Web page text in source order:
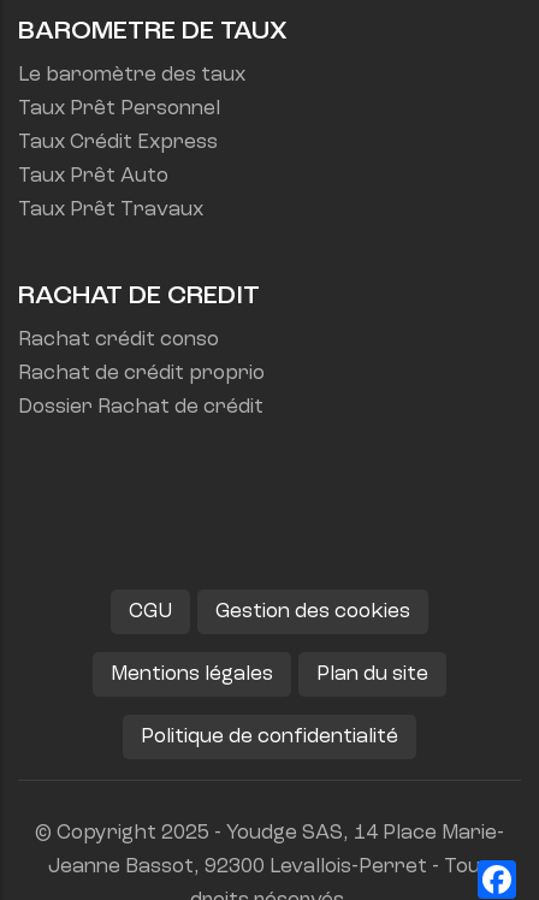
BAROMETRE DE TAUX
Le baromètre des taux
Taux Prêt Personnel
Taux Crédit Express
Taux Prêt Auto
Taux Prêt Travaux
RACHAT DE CREDIT
Rachat crédit conso
Rachat de crédit proprio
Dossier Rachat de crédit
CGU Gestion des cookies
Mentions légales Plan du site
Politique de confidentialité
© Copyright 2025 - Youdge SAS, 14 Place Marie-
Jeanne Bassot, 92300 Levallois-Perret - Tous